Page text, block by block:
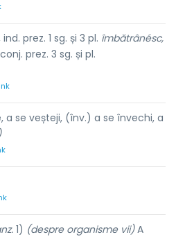
ind. prez. 1 sg. și 3 pl. îmbătrânésc,
prez. 3 sg. și pl.
a se veșteji, (înv.) a se învechi, a
1) (despre organisme vii)A